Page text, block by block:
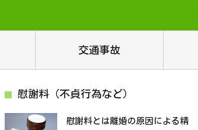
交通事故
慰謝料（不貞行為など）
慰謝料とは離婚の原因による精